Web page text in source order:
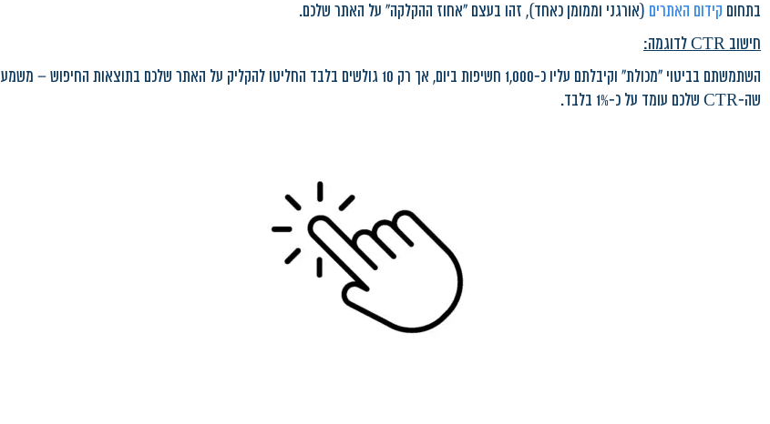
בתחום קידום האתרים (אורגני וממומן כאחד), זהו בעצם "אחוז ההקלקה" על האתר שלכם.
חישוב CTR לדוגמה:
השתמשתם בביטוי "מכולת" וקיבלתם עליו כ-1,000 חשיפות ביום, אך רק 10 גולשים בלבד החליטו להקליק על האתר שלכם בתוצאות החיפוש – משמע
שה-CTR שלכם עומד על כ-1% בלבד.